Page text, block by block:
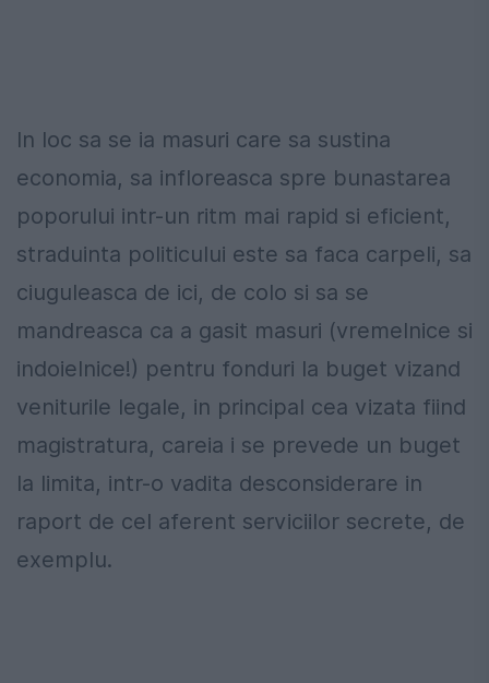
In loc sa se ia masuri care sa sustina
economia, sa infloreasca spre bunastarea
poporului intr-un ritm mai rapid si eficient,
straduinta politicului este sa faca carpeli, sa
ciuguleasca de ici, de colo si sa se
mandreasca ca a gasit masuri (vremelnice si
indoielnice!) pentru fonduri la buget vizand
veniturile legale, in principal cea vizata fiind
magistratura, careia i se prevede un buget
la limita, intr-o vadita desconsiderare in
raport de cel aferent serviciilor secrete, de
exemplu.